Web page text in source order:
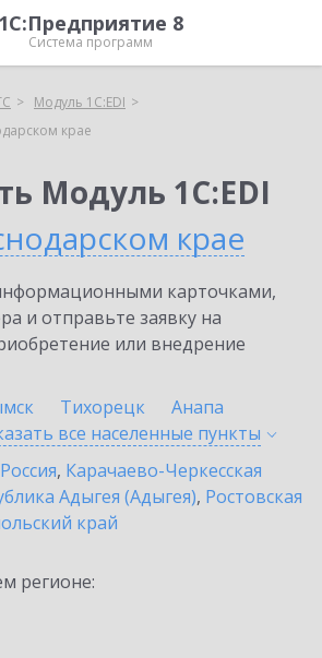
1С:Предприятие 8
Система программ
Модуль 1C:EDI
крае
Модуль 1C:EDI
крае
карточками,
и отправьте заявку на
или внедрение
Тихорецк
Анапа
все населенные пункты
Россия, Карачаево-Черкесская
Адыгея (Адыгея), Ростовская
край
регионе: